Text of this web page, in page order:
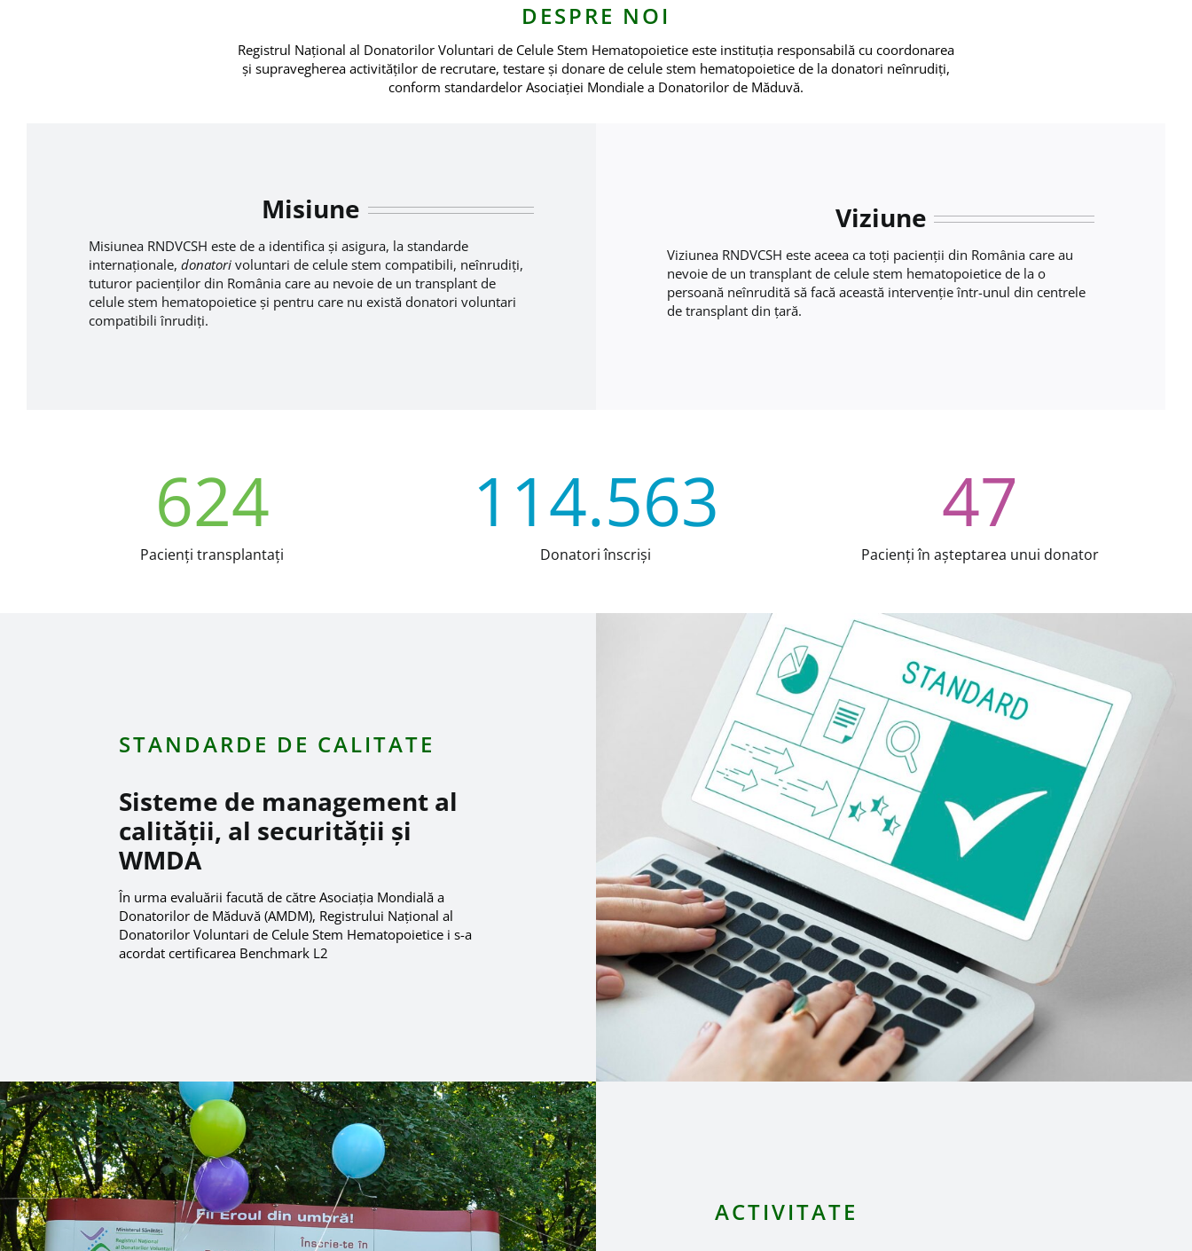
DESPRE NOI
Registrul Naţional al Donatorilor Voluntari de Celule Stem Hematopoietice este instituţia responsabilă cu coordonarea
şi supravegherea activităţilor de recrutare, testare şi donare de celule stem hematopoietice de la donatori neînrudiţi,
conform standardelor Asociaţiei Mondiale a Donatorilor de Măduvă.
Misiune
Misiunea RNDVCSH este de a identifica și asigura, la standarde
internaționale, donatori voluntari de celule stem compatibili, neînrudiţi,
tuturor pacienților din România care au nevoie de un transplant de
celule stem hematopoietice și pentru care nu există donatori voluntari
compatibili înrudiți.
Viziune
Viziunea RNDVCSH este aceea ca toți pacienții din România care au
nevoie de un transplant de celule stem hematopoietice de la o
persoană neînrudită să facă această intervenţie într-unul din centrele
de transplant din țară.
624
Pacienţi transplantaţi
114.563
Donatori înscrişi
47
Pacienţi în așteptarea unui donator
STANDARDE DE CALITATE
Sisteme de management al
calității, al securității și
WMDA
În urma evaluării facută de către Asociația Mondială a
Donatorilor de Măduvă (AMDM), Registrului Național al
Donatorilor Voluntari de Celule Stem Hematopoietice i s-a
acordat certificarea Benchmark L2
ACTIVITATE